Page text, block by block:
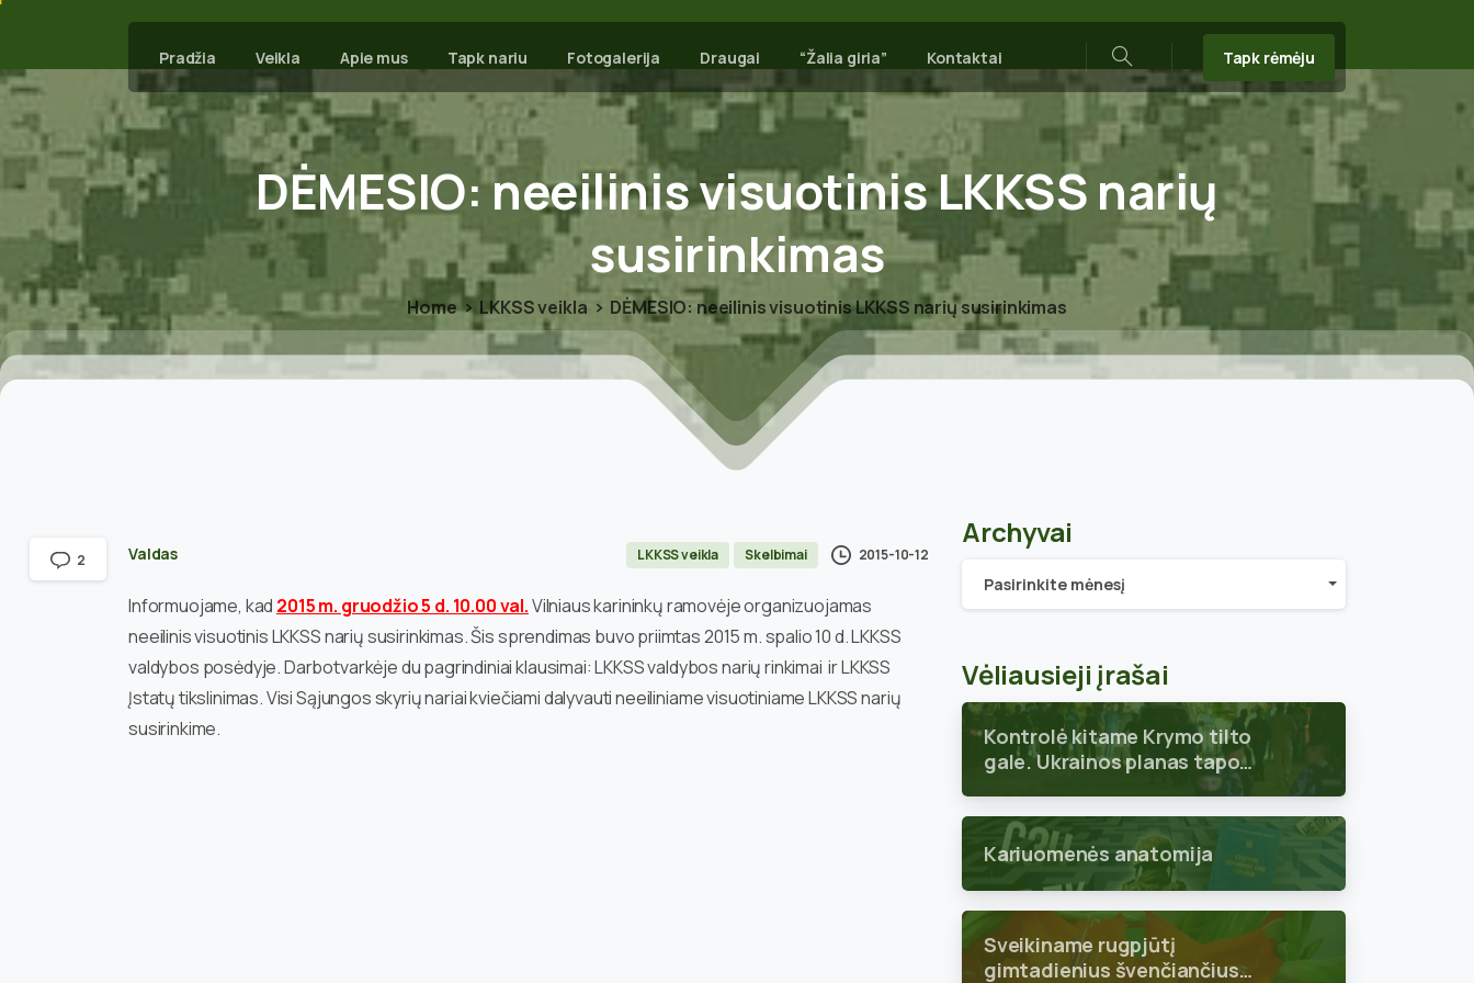
Pradžia Veikla Apie mus Tapk nariu Fotogalerija Draugai “Žalia giria” Kontaktai
Search
Tapk rėmėju
DĖMESIO:neeilinisvisuotinisLKKSS narių
susirinkimas
Home LKKSS veikla DĖMESIO: neeilinis visuotinis LKKSS narių susirinkimas
Valdas LKKSS veikla Skelbimai 2015-10-12
Informuojame, kad 2015 m. gruodžio 5 d. 10.00 val.Vilniaus karininkų ramovėje organizuojamas
neeilinis visuotinis LKKSS narių susirinkimas. Šis sprendimas buvo priimtas 2015 m. spalio 10 d. LKKSS
valdybos posėdyje. Darbotvarkėje du pagrindiniai klausimai: LKKSS valdybos narių rinkimai ir LKKSS
Įstatų tikslinimas. Visi Sąjungos skyrių nariai kviečiami dalyvauti neeiliniame visuotiniame LKKSS narių
susirinkime.
2
Archyvai
Archyvai
Pasirinkite mėnesį
Vėliausieji įrašai
Kontrolė kitame Krymo tilto
gale. Ukrainos planas tapo
Kariuomenės anatomija
Sveikiname rugpjūtį
gimtadienius švenčiančius